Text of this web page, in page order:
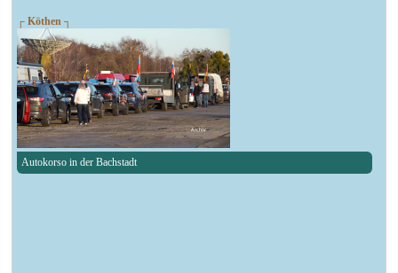
┌ Köthen ┐
Autokorso in der Bachstadt